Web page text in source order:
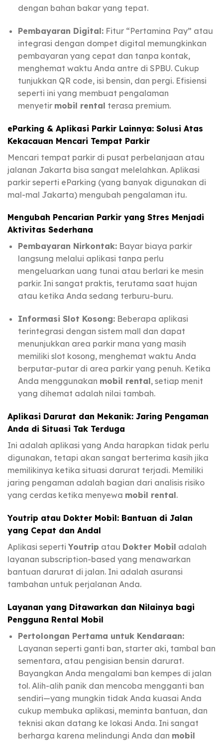
dengan bahan bakar yang tepat.
Pembayaran Digital:Fitur “Pertamina Pay” atau
integrasi dengan dompet digital memungkinkan
pembayaran yang cepat dan tanpa kontak,
menghemat waktu Anda antre di SPBU. Cukup
tunjukkan QR code, isi bensin, dan pergi. Efisiensi
seperti ini yang membuat pengalaman
menyetir mobil rental terasa premium.
eParking & Aplikasi Parkir Lainnya: Solusi Atas
Kekacauan Mencari Tempat Parkir
Mencari tempat parkir di pusat perbelanjaan atau
jalanan Jakarta bisa sangat melelahkan. Aplikasi
parkir seperti eParking (yang banyak digunakan di
mal-mal Jakarta) mengubah pengalaman itu.
Mengubah Pencarian Parkir yang Stres Menjadi
Aktivitas Sederhana
Pembayaran Nirkontak:Bayar biaya parkir
langsung melalui aplikasi tanpa perlu
mengeluarkan uang tunai atau berlari ke mesin
parkir. Ini sangat praktis, terutama saat hujan
atau ketika Anda sedang terburu-buru.
Informasi Slot Kosong:Beberapa aplikasi
terintegrasi dengan sistem mall dan dapat
menunjukkan area parkir mana yang masih
memiliki slot kosong, menghemat waktu Anda
berputar-putar di area parkir yang penuh. Ketika
Anda menggunakan mobil rental, setiap menit
yang dihemat adalah nilai tambah.
Aplikasi Darurat dan Mekanik: Jaring Pengaman
Anda di Situasi Tak Terduga
Ini adalah aplikasi yang Anda harapkan tidak perlu
digunakan, tetapi akan sangat berterima kasih jika
memilikinya ketika situasi darurat terjadi. Memiliki
jaring pengaman adalah bagian dari analisis risiko
yang cerdas ketika menyewa mobil rental.
Youtrip atau Dokter Mobil: Bantuan di Jalan
yang Cepat dan Andal
Aplikasi seperti Youtrip atau Dokter Mobil adalah
layanan subscription-based yang menawarkan
bantuan darurat di jalan. Ini adalah asuransi
tambahan untuk perjalanan Anda.
Layanan yang Ditawarkan dan Nilainya bagi
Pengguna Rental Mobil
Pertolongan Pertama untuk Kendaraan:
Layanan seperti ganti ban, starter aki, tambal ban
sementara, atau pengisian bensin darurat.
Bayangkan Anda mengalami ban kempes di jalan
tol. Alih-alih panik dan mencoba mengganti ban
sendiri—yang mungkin tidak Anda kuasai Anda
cukup membuka aplikasi, meminta bantuan, dan
teknisi akan datang ke lokasi Anda. Ini sangat
berharga karena melindungi Anda dan mobil